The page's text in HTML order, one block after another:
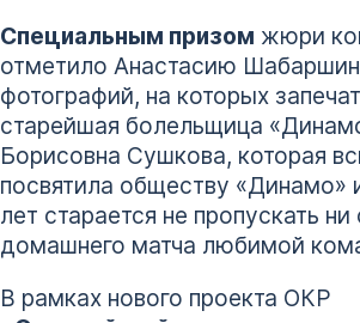
Специальным призом жюри
отметило Анастасию
фотографий, на которых
старейшая болельщица
Борисовна Сушкова, которая
посвятила обществу «Динамо»
лет старается не пропускать ни
домашнего матча любимой
В рамках нового проекта ОКР